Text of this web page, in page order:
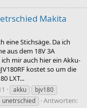
Makita
eine Stichsäge. Da ich
aus dem 18V 3A
mir auch hier ein Akku-
kostet so um die
LXT...
akku
bjv180
unetrschied
Antworten: